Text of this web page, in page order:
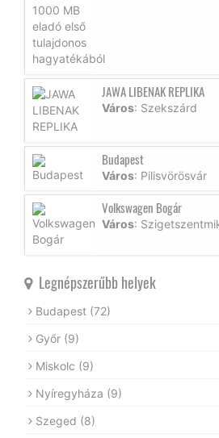
JAWA LIBENAK REPLIKA
Város: Szekszárd
Budapest
Város: Pilisvörösvár
Volkswagen Bogár
Város:
Legnépszerűbb helyek
Budapest (72)
Győr (9)
Miskolc (9)
Nyíregyháza (9)
Szeged (8)